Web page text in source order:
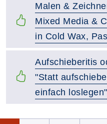
Malen &
Mixed Media &
in Cold Wax,
Aufschieberitis
"Statt
einfach loslegen"